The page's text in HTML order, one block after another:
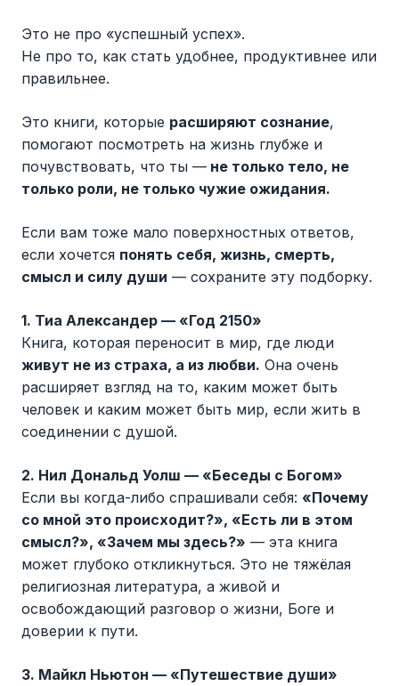
Это не про «успешный успех».
Не про то, как стать удобнее, продуктивнее или
правильнее.
Это книги, которые расширяют сознание,
помогают посмотреть на жизнь глубже и
почувствовать, что ты — не только тело, не
только роли, не только чужие ожидания.
Если вам тоже мало поверхностных ответов,
если хочется понять себя, жизнь, смерть,
смысл и силу души — сохраните эту подборку.
1. Тиа Александер — «Год 2150»
Книга, которая переносит в мир, где люди
живут не из страха, а из любви. Она очень
расширяет взгляд на то, каким может быть
человек и каким может быть мир, если жить в
соединении с душой.
2. Нил Дональд Уолш — «Беседы с Богом»
Если вы когда-либо спрашивали себя: «Почему
со мной это происходит?», «Есть ли в этом
смысл?», «Зачем мы здесь?» — эта книга
может глубоко откликнуться. Это не тяжёлая
религиозная литература, а живой и
освобождающий разговор о жизни, Боге и
доверии к пути.
3. Майкл Ньютон — «Путешествие души»